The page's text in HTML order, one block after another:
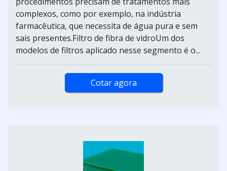
complexos, como por exemplo, na indústria
farmacêutica, que necessita de água pura e sem
sais presentes.Filtro de fibra de vidroUm dos
modelos de filtros aplicado nesse segmento é o...
Cotar agora